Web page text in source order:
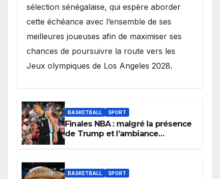
sélection sénégalaise, qui espère aborder
cette échéance avec l’ensemble de ses
meilleures joueuses afin de maximiser ses
chances de poursuivre la route vers les
Jeux olympiques de Los Angeles 2028.
BASKETBALL SPORT
Finales NBA : malgré la présence
de Trump et l’ambiance
BASKETBALL SPORT